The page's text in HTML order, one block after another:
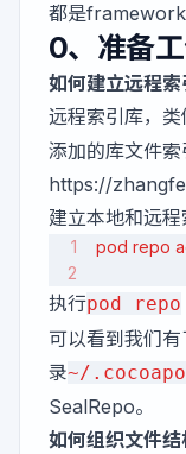
都是framework
0、准备工
如何建立远程索
远程索引库，类
添加的库文件索
https://
建立本地和远程
pod repo
执行pod repo
可以看到我们
录~/
SealRepo。
如何组织文件结